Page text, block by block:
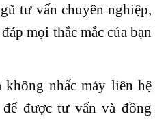
tư vấn chuyên nghiệp,
mọi thắc mắc của bạn
nhấc máy liên hệ
được tư vấn và đồng